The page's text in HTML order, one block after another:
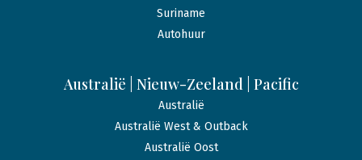
Suriname
Autohuur
Australië | Nieuw-Zeeland | Pacific
Australië
Australië West & Outback
Australië Oost